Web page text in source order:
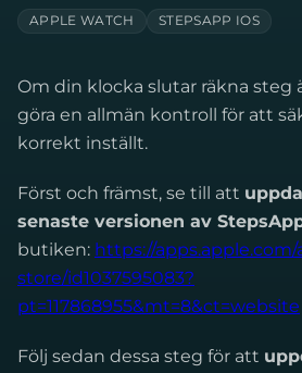
APPLE WATCH STEPSAPP IOS
Om din klocka slutar räkna steg
göra en allmän kontroll för att
korrekt inställt.
Först och främst, se till att
senaste versionen av
butiken: https://
store/id1037595083?
pt=117868955&mt=8&ct=website
Följ sedan dessa steg för att